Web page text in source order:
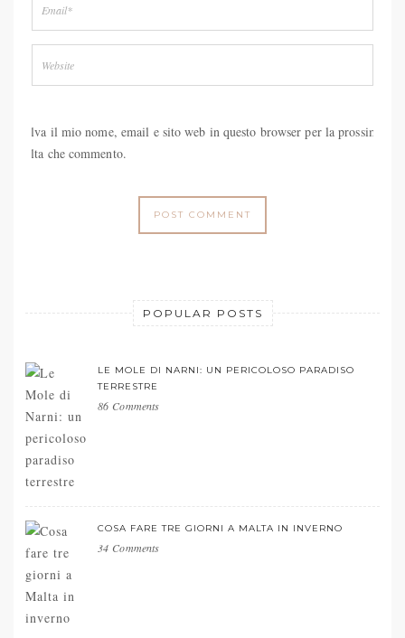
Salva il mio nome, email e sito web in questo browser per la prossima
volta che commento.
POPULAR POSTS
LE MOLE DI NARNI: UN PERICOLOSO PARADISO
TERRESTRE
86 Comments
COSA FARE TRE GIORNI A MALTA IN INVERNO
34 Comments